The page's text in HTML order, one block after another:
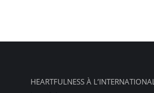
HEARTFULNESS À L’INTERNATIONAL